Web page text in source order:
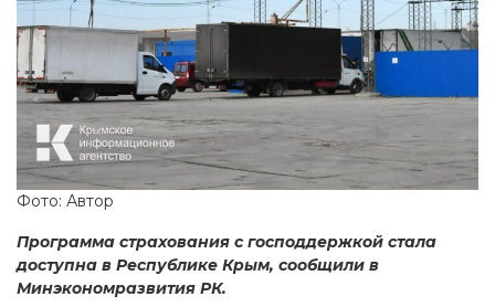
Фото: Автор
Программа страхования с господдержкой стала
доступна в Республике Крым, сообщили в
Минэкономразвития РК.